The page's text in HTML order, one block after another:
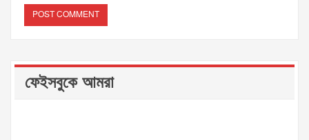
ফেইসবুকে আমরা